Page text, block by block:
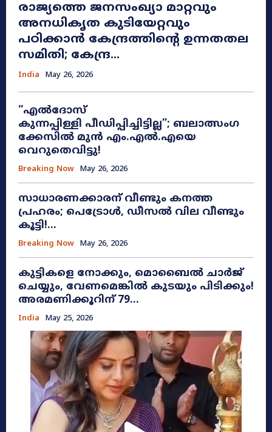
രാജ്യത്തെ ജനസംഖ്യാ മാറ്റവും
അനധികൃത കുടിയേറ്റവും
പഠിക്കാൻ കേന്ദ്രത്തിന്റെ ഉന്നതതല
സമിതി; കേന്ദ്ര...
India May 26, 2026
“എൽദോസ്
കുന്നപ്പിള്ളി പീഡിപ്പിച്ചിട്ടില്ല”; ബലാത്സംഗ
ക്കേസിൽ മുൻ എം.എൽ.എയെ
വെറുതെവിട്ടു!
Breaking Now May 26, 2026
സാധാരണക്കാരന് വീണ്ടും കനത്ത
പ്രഹരം; പെട്രോൾ, ഡീസൽ വില വീണ്ടും
കൂട്ടി!...
Breaking Now May 26, 2026
കുട്ടികളെ നോക്കും, മൊബൈൽ ചാർജ്
ചെയ്യും, വേണമെങ്കിൽ കുടയും പിടിക്കും!
അരമണിക്കൂറിന് 79...
India May 25, 2026